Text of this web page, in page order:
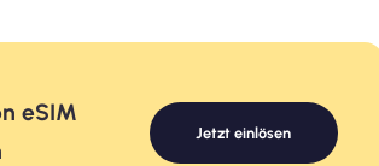
eSIM
Jetzt einlösen